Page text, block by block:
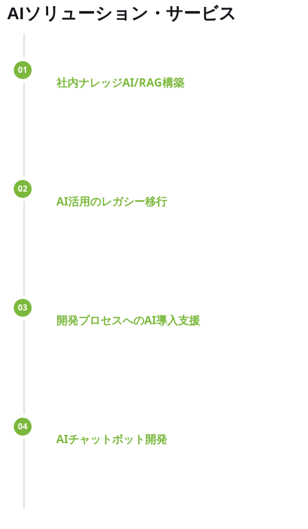
AIソリューション・サービス
01
社内ナレッジAI/RAG構築
02
AI活用のレガシー移行
03
開発プロセスへのAI導入支援
04
AIチャットボット開発